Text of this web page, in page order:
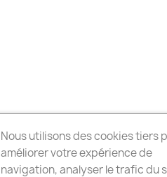
Nous utilisons des cookies tiers
améliorer votre expérience de
navigation, analyser le trafic du